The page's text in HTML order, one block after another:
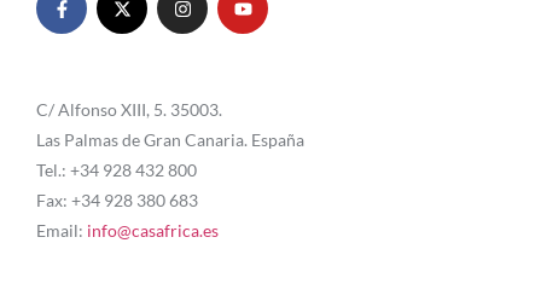
C/ Alfonso XIII, 5. 35003.
Las Palmas de Gran Canaria. España
Tel.: +34 928 432 800
Fax: +34 928 380 683
Email: info@casafrica.es